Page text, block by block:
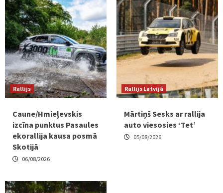
Rallijs
Caune/Hmieļevskis
izcīna punktus Pasaules
ekorallija kausa posmā
Skotijā
06/08/2026
Rallijs Latvijā
Mārtiņš Sesks ar rallija
auto viesosies ‘Tet’
05/08/2026